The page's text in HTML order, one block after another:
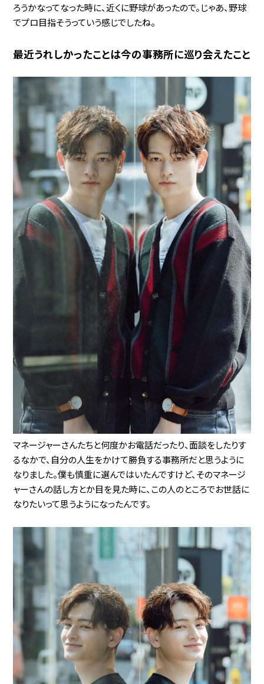
ろうかなってなった時に、近くに野球があったので。じゃあ、野球
でプロ目指そうっていう感じでしたね。
最近うれしかったことは今の事務所に巡り会えたこと
マネージャーさんたちと何度かお電話だったり、面談をしたりす
るなかで、自分の人生をかけて勝負する事務所だと思うように
なりました。僕も慎重に選んではいたんですけど、そのマネージ
ャーさんの話し方とか目を見た時に、この人のところでお世話に
なりたいって思うようになったんです。